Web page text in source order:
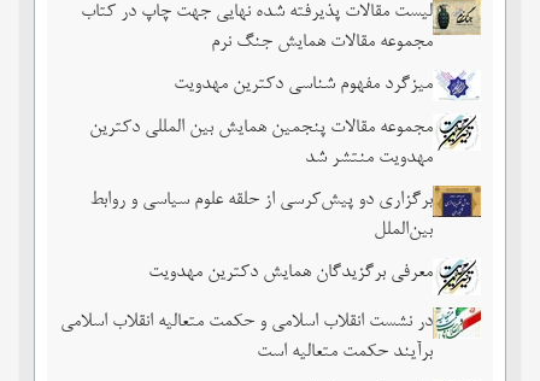
لیست مقالات پذیرفته شده نهایی جهت چاپ در کتاب
مجموعه مقالات همایش جنگ نرم
میزگرد مفهوم شناسی دکترین مهدویت
مجموعه مقالات پنجمین همایش بین المللی دکترین
مهدویت منتشر شد
برگزاری دو پیش‌کرسی از حلقه علوم سیاسی و روابط
بین‌الملل
معرفی برگزیدگان همایش دکترین مهدویت
در نشست انقلاب اسلامی و حکمت متعالیه انقلاب اسلامی
برآیند حکمت متعالیه است